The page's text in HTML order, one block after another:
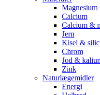
Magnesium
Calcium
Calcium &
Jern
Kisel &
Chrom
Jod &
Zink
Naturlægemidler
Energi